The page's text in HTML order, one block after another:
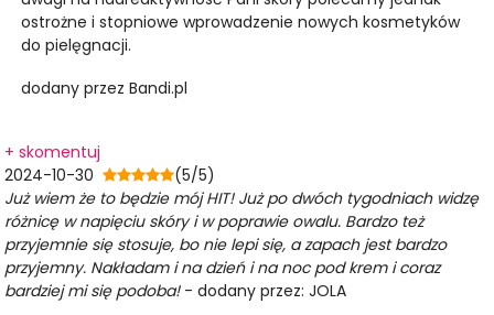
ostrożne i stopniowe wprowadzenie nowych kosmetyków
do pielęgnacji.
dodany przez Bandi.pl
+ skomentuj
2024-10-30
(5/5)
Już wiem że to będzie mój HIT! Już po dwóch tygodniach widzę
różnicę w napięciu skóry i w poprawie owalu. Bardzo też
przyjemnie się stosuje, bo nie lepi się, a zapach jest bardzo
przyjemny. Nakładam i na dzień i na noc pod krem i coraz
bardziej mi się podoba! - dodany przez: JOLA